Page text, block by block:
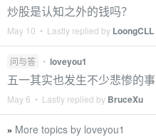
炒股是认知之外的钱吗？
May 10 • Lastly replied by LoongCLL
问与答 • loveyou1
五一其实也发生不少悲惨的事
May 6 • Lastly replied by BruceXu
» More topics by loveyou1